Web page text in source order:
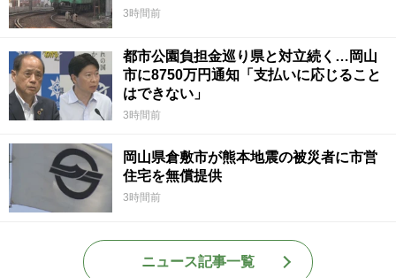
3時間前
都市公園負担金巡り県と対立続く…岡山
市に8750万円通知「支払いに応じること
はできない」
3時間前
岡山県倉敷市が熊本地震の被災者に市営
住宅を無償提供
3時間前
ニュース記事一覧